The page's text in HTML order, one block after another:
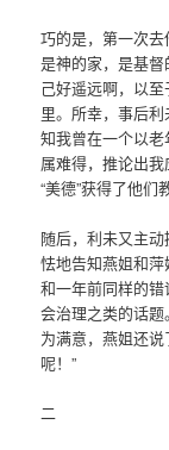
巧的是，第一次
是神的家，是基
己好遥远啊，以
里。所幸，事后
知我曾在一个以
属难得，推论出
“美德”获得了他们
随后，利未又主
怯地告知燕姐和
和一年前同样的
会治理之类的话
为满意，燕姐还
呢！”
二